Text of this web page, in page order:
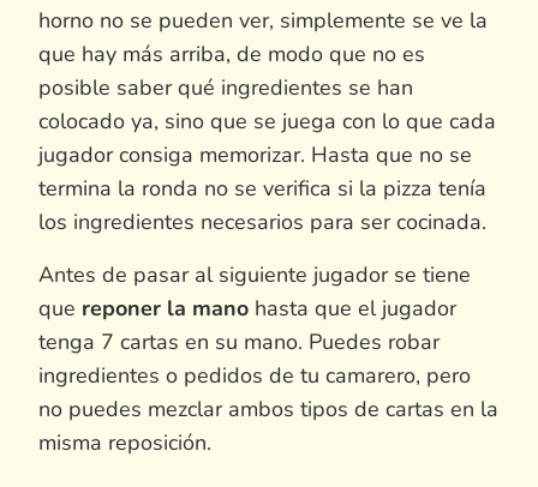
horno no se pueden ver, simplemente se ve la
que hay más arriba, de modo que no es
posible saber qué ingredientes se han
colocado ya, sino que se juega con lo que cada
jugador consiga memorizar. Hasta que no se
termina la ronda no se verifica si la pizza tenía
los ingredientes necesarios para ser cocinada.
Antes de pasar al siguiente jugador se tiene
que reponer la mano hasta que el jugador
tenga 7 cartas en su mano. Puedes robar
ingredientes o pedidos de tu camarero, pero
no puedes mezclar ambos tipos de cartas en la
misma reposición.